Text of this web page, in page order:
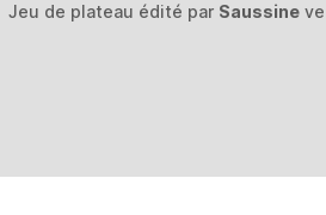
Jeu de plateau édité par Saussine